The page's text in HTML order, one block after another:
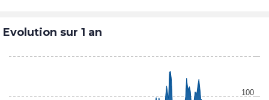
Evolution sur 1 an
100